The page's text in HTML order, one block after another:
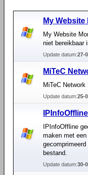
My
My Website
niet bereikbaar
Update datum:27-
MiTeC
MiTeC
Update datum:25-
IPInfoOffline
maken met
bestand.
Update datum:30-